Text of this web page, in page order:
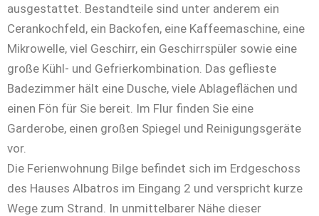
ausgestattet. Bestandteile sind unter anderem ein
Cerankochfeld, ein Backofen, eine Kaffeemaschine, eine
Mikrowelle, viel Geschirr, ein Geschirrspüler sowie eine
große Kühl- und Gefrierkombination. Das geflieste
Badezimmer hält eine Dusche, viele Ablageflächen und
einen Fön für Sie bereit. Im Flur finden Sie eine
Garderobe, einen großen Spiegel und Reinigungsgeräte
vor.
Die Ferienwohnung Bilge befindet sich im Erdgeschoss
des Hauses Albatros im Eingang 2 und verspricht kurze
Wege zum Strand. In unmittelbarer Nähe dieser